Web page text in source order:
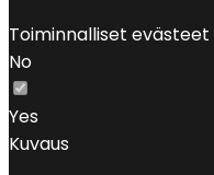
Toiminnalliset evästeet
No
Yes
Kuvaus